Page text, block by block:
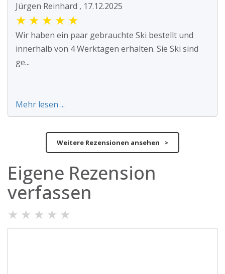
Jürgen Reinhard , 17.12.2025
★ ★ ★ ★ ★
Wir haben ein paar gebrauchte Ski bestellt und
innerhalb von 4 Werktagen erhalten. Sie Ski sind
ge...
Mehr lesen ...
Weitere Rezensionen ansehen >
Eigene Rezension
verfassen
★ ★ ★ ★ ★